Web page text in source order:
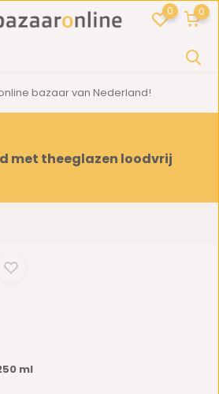
0 0
bazaar van Nederland!
met theeglazen loodvrij
ml